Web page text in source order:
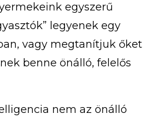
egyszerű
legyenek egy
vagy megtanítjuk őket
benne önálló, felelős
nem az önálló